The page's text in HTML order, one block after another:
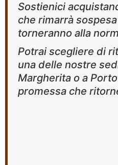
Sostienici
che rimarrà
torneranno alla
Potrai scegliere di
una delle nostre
Margherita o a
promessa che